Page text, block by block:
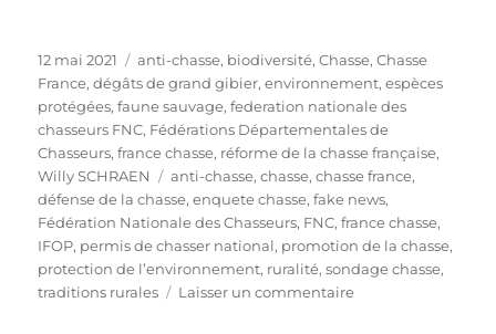
P
u
b
l
i
é
l
e
12 mai 2021
C
a
t
é
g
o
r
i
e
s
anti-chasse, biodiversité,Chasse,Chasse
France,dégâts de grand gibier,environnement,espèces
protégées,faune sauvage,federation nationale des
chasseurs FNC, Fédérations Départementales de
Chasseurs,france chasse, réforme de la chasse française,
Willy SCHRAEN
É
t
i
q
u
e
anti-chasse,chasse,chasse france,
défense de la chasse,enquete chasse,fake news,
Fédération Nationale des Chasseurs, FNC,france chasse,
IFOP, permis de chasser national, promotion de la chasse,
protection de l’environnement, ruralité,sondage chasse,
traditions rurales
Laisser un commentaires